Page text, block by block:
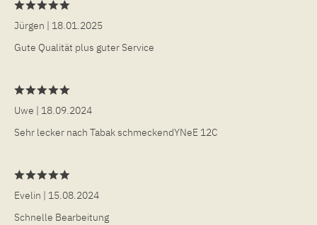
Jürgen | 18.01.2025
Gute Qualität plus guter Service
Uwe | 18.09.2024
Sehr lecker nach Tabak schmeckendYNeE 12C
Evelin | 15.08.2024
Schnelle Bearbeitung